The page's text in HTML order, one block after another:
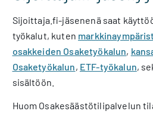
Sijoittaja.fi-jäsenenä saat
työkalut, kuten
osakkeiden Osaketyökalun,
Osaketyökalun, ETF-työkalun,
sisältöön.
Huom Osakesäästötilipalvelun